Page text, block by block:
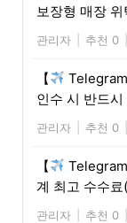
보장형 매장
관리자 추천 0
【
인수 시 반드
관리자 추천 0
【
계 최고 수수
관리자 추천 0